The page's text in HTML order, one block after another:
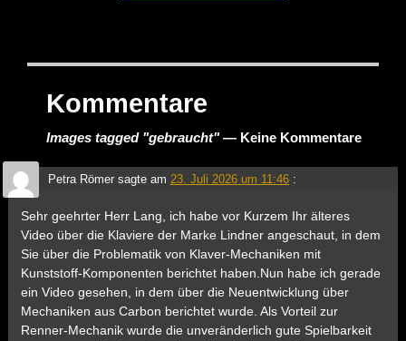
Kommentare
Images tagged "gebraucht"— Keine Kommentare
Petra Römersagte am 23. Juli 2026 um 11:46 :
Sehr geehrter Herr Lang, ich habe vor Kurzem Ihr älteres
Video über die Klaviere der Marke Lindner angeschaut, in dem
Sie über die Problematik von Klaver-Mechaniken mit
Kunststoff-Komponenten berichtet haben.Nun habe ich gerade
ein Video gesehen, in dem über die Neuentwicklung über
Mechaniken aus Carbon berichtet wurde. Als Vorteil zur
Renner-Mechanik wurde die unveränderlich gute Spielbarkeit